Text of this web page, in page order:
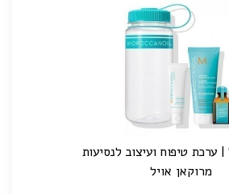
| ערכת טיפוח ועיצוב לנסיעות
מרוקאן אויל